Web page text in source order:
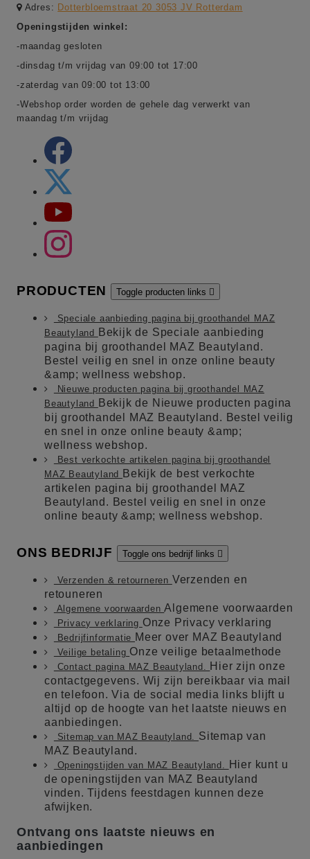
Adres: Dotterbloemstraat 20 3053 JV Rotterdam
Openingstijden winkel:
-maandag gesloten
-dinsdag t/m vrijdag van 09:00 tot 17:00
-zaterdag van 09:00 tot 13:00
-Webshop order worden de gehele dag verwerkt van
maandag t/m vrijdag
PRODUCTEN Toggle producten links 
Speciale aanbieding pagina bij groothandel MAZ
Beautyland
Bekijk de Speciale aanbieding
pagina bij groothandel MAZ Beautyland.
Bestel veilig en snel in onze online beauty
&amp; wellness webshop.
Nieuwe producten pagina bij groothandel MAZ
Beautyland
Bekijk de Nieuwe producten pagina
bij groothandel MAZ Beautyland. Bestel veilig
en snel in onze online beauty &amp;
wellness webshop.
Best verkochte artikelen pagina bij groothandel
MAZ Beautyland
Bekijk de best verkochte
artikelen pagina bij groothandel MAZ
Beautyland. Bestel veilig en snel in onze
online beauty &amp; wellness webshop.
ONS BEDRIJF Toggle ons bedrijf links 
Verzenden & retourneren Verzenden en
retouneren
Algemene voorwaardenAlgemene voorwaarden
Privacy verklaring Onze Privacy verklaring
Bedrijfinformatie Meer over MAZ Beautyland
Veilige betaling Onze veilige betaalmethode
Contact pagina MAZ Beautyland. Hier zijn onze
contactgegevens. Wij zijn bereikbaar via mail
en telefoon. Via de social media links blijft u
altijd op de hoogte van het laatste nieuws en
aanbiedingen.
Sitemap van MAZ Beautyland. Sitemap van
MAZ Beautyland.
Openingstijden van MAZ Beautyland.
Hier kunt u
de openingstijden van MAZ Beautyland
vinden. Tijdens feestdagen kunnen deze
afwijken.
Ontvang ons laatste nieuws en
aanbiedingen